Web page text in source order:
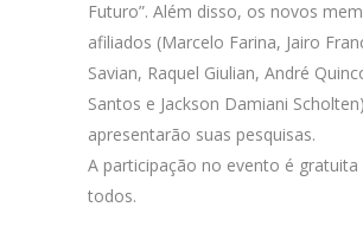
Futuro”. Além disso, os novos
afiliados (Marcelo Farina, Jairo
Savian, Raquel Giulian, André
Santos e Jackson Damiani
apresentarão suas pesquisas.
A participação no evento é gratuita
todos.